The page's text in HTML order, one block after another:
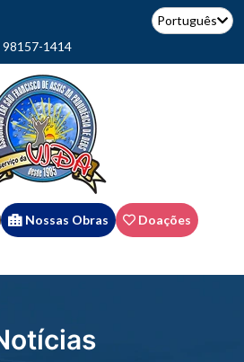
Português
98157-1414
Nossas Obras Doações